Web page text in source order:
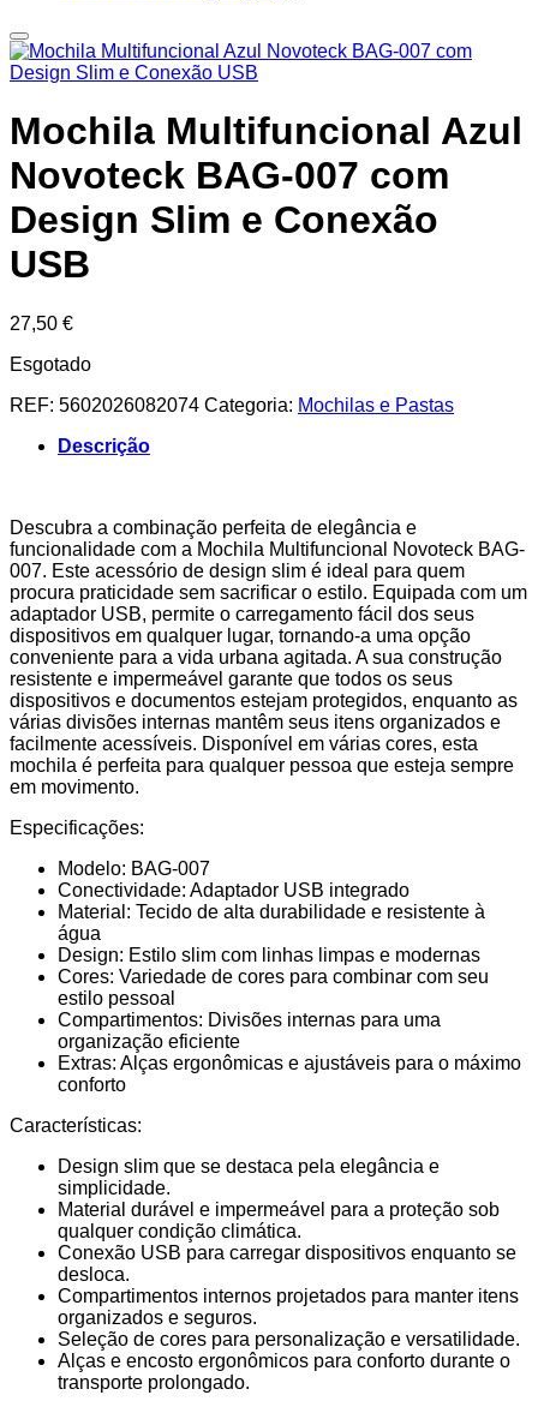
Mochila Multifuncional Azul
Novoteck BAG-007 com
Design Slim e Conexão
USB
27,50 €
Esgotado
REF: 5602026082074 Categoria: Mochilas e Pastas
Descrição
Descubra a combinação perfeita de elegância e
funcionalidade com a Mochila Multifuncional Novoteck BAG-
007. Este acessório de design slim é ideal para quem
procura praticidade sem sacrificar o estilo. Equipada com um
adaptador USB, permite o carregamento fácil dos seus
dispositivos em qualquer lugar, tornando-a uma opção
conveniente para a vida urbana agitada. A sua construção
resistente e impermeável garante que todos os seus
dispositivos e documentos estejam protegidos, enquanto as
várias divisões internas mantêm seus itens organizados e
facilmente acessíveis. Disponível em várias cores, esta
mochila é perfeita para qualquer pessoa que esteja sempre
em movimento.
Especificações:
Modelo: BAG-007
Conectividade: Adaptador USB integrado
Material: Tecido de alta durabilidade e resistente à
água
Design: Estilo slim com linhas limpas e modernas
Cores: Variedade de cores para combinar com seu
estilo pessoal
Compartimentos: Divisões internas para uma
organização eficiente
Extras: Alças ergonômicas e ajustáveis para o máximo
conforto
Características:
Design slim que se destaca pela elegância e
simplicidade.
Material durável e impermeável para a proteção sob
qualquer condição climática.
Conexão USB para carregar dispositivos enquanto se
desloca.
Compartimentos internos projetados para manter itens
organizados e seguros.
Seleção de cores para personalização e versatilidade.
Alças e encosto ergonômicos para conforto durante o
transporte prolongado.